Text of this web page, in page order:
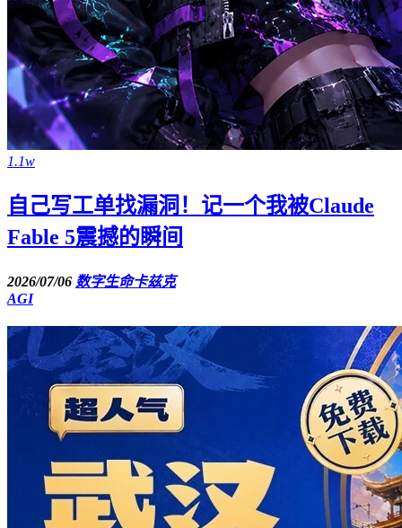
1.1w
自己写工单找漏洞！记一个我被Claude
Fable 5震撼的瞬间
2026/07/06 数字生命卡兹克
AGI